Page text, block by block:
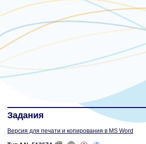
Задания
Версия для печати и копирования в MS Word